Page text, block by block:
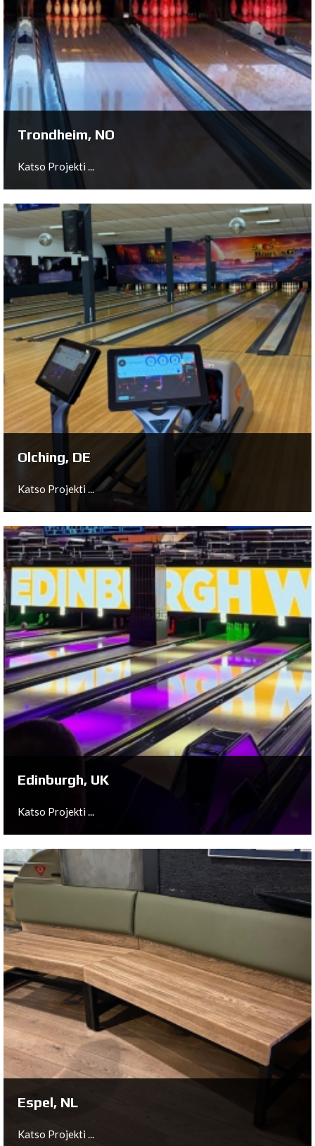
Fürstenwalde, DE
Katso Projekti ...
Trondheim, NO
Katso Projekti ...
Trondheim, NO
Katso Projekti ...
Olching, DE
Katso Projekti ...
Olching, DE
Katso Projekti ...
Edinburgh, UK
Katso Projekti ...
Edinburgh, UK
Katso Projekti ...
Espel, NL
Katso Projekti ...